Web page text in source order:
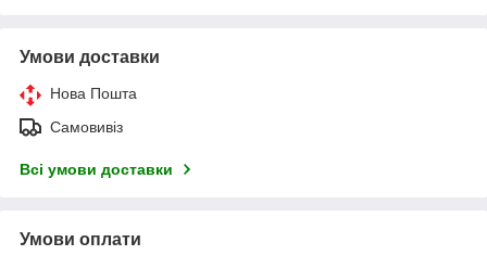
Умови доставки
Нова Пошта
Самовивіз
Всі умови доставки
Умови оплати